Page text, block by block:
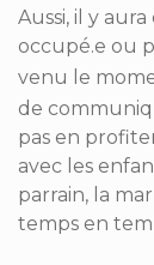
Aussi, il y
occupé.e ou
venu le
de
pas en
avec les
parrain, la
temps en